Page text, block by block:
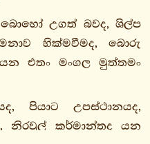
බොහෝ උගත් බවද, ශිල්ප
හික්මවීමද, බොරු
එතං මංගල මුත්තමං
පියාට උපස්ථානයද,
නිරවුල් කර්මාන්තද යන